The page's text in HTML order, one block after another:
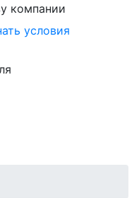
компании
условия